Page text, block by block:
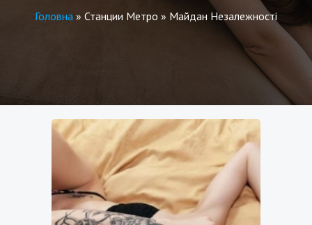
Головна » Станции Метро » Майдан Незалежності